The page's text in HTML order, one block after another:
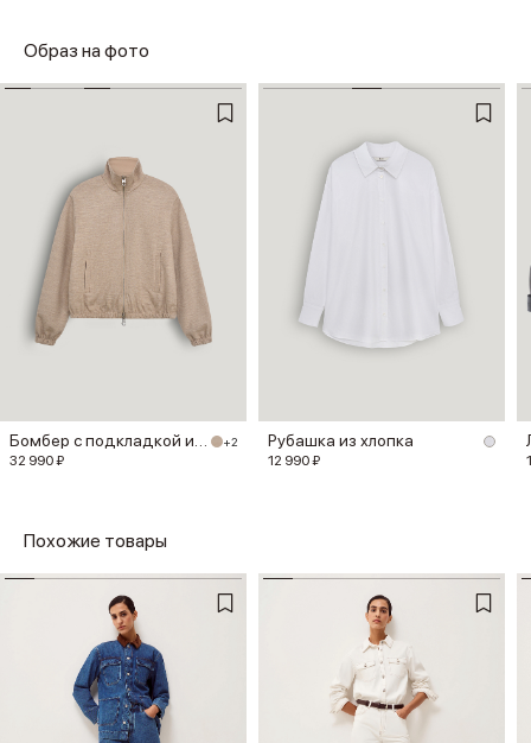
Образ на фото
Бомбер с подкладкой из шерсти +2
32 990 ₽
Рубашка из хлопка
12 990 ₽
Похожие товары